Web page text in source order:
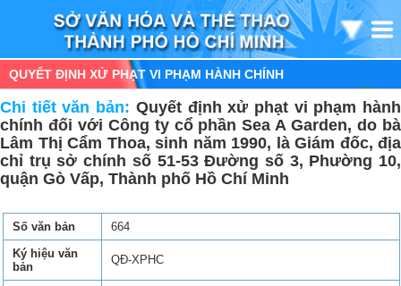
QUYẾT ĐỊNH XỬ PHẠT VI PHẠM HÀNH CHÍNH
Chi tiết văn bản: Quyết định xử phạt vi phạm hành
chính đối với Công ty cổ phần Sea A Garden, do bà
Lâm Thị Cẩm Thoa, sinh năm 1990, là Giám đốc, địa
chỉ trụ sở chính số 51-53 Đường số 3, Phường 10,
quận Gò Vấp, Thành phố Hồ Chí Minh
Số văn bản
664
Ký hiệu văn
bản
QĐ-XPHC